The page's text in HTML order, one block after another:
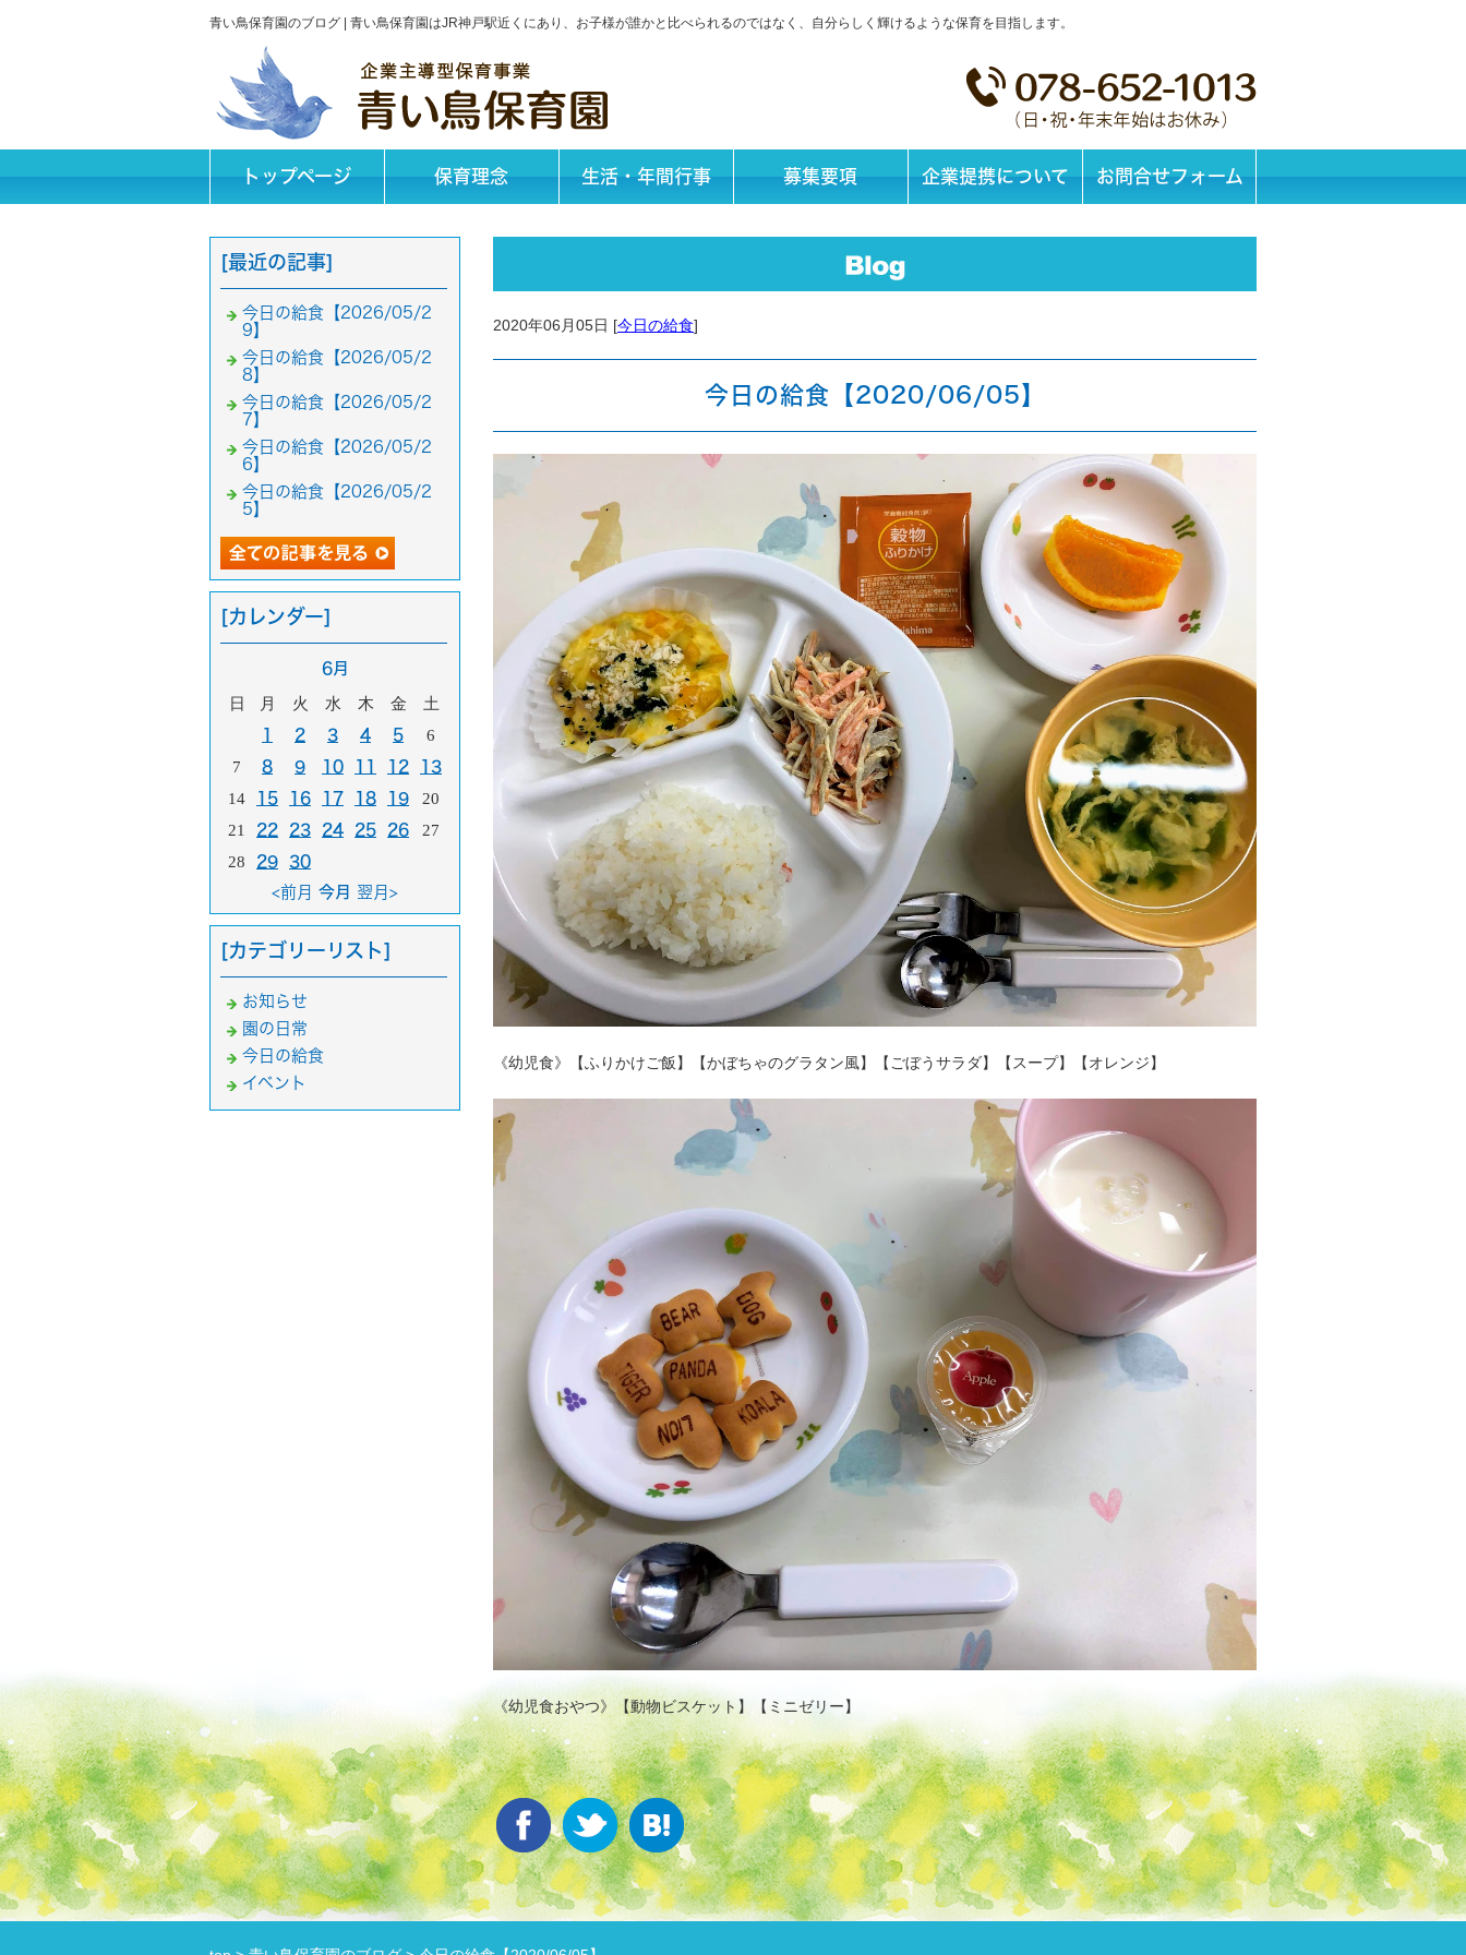
青い鳥保育園のブログ | 青い鳥保育園はJR神戸駅近くにあり、お子様が誰かと比べられるのではなく、自分らしく輝けるような保育を目指します。
トップページ 保育理念 生活・年間行事 募集要項 企業提携について お問合せフォーム
2020年06月05日 [今日の給食]
今日の給食【2020/06/05】
《幼児食》【ふりかけご飯】【かぼちゃのグラタン風】【ごぼうサラダ】【スープ】【オレンジ】
《幼児食おやつ》【動物ビスケット】【ミニゼリー】
[最近の記事]
今日の給食【2026/05/2
9】
今日の給食【2026/05/2
8】
今日の給食【2026/05/2
7】
今日の給食【2026/05/2
6】
今日の給食【2026/05/2
5】
[カレンダー]
6月
日 月 火 水 木 金 土
1 2 3 4 5
6
7
8 9 10 11 12 13
14 15 16 17 18 19
20
21
22 23 24 25 26
27
28
29
30
<前月 今月 翌月>
[カテゴリーリスト]
お知らせ
園の日常
今日の給食
イベント